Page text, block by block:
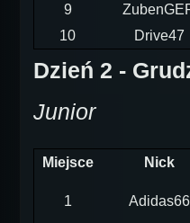
9
10
Drive47
Dzień 2 -
Junior
Miejsce Nick
1 Adidas66